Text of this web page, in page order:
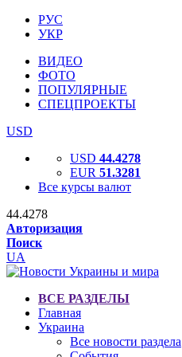
РУС
УКР
ВИДЕО
ФОТО
ПОПУЛЯРНЫЕ
СПЕЦПРОЕКТЫ
USD
USD 44.4278
EUR 51.3281
Все курсы валют
44.4278
Авторизация
Поиск
UA
ВСЕ РАЗДЕЛЫ
Главная
Украина
Все новости раздела